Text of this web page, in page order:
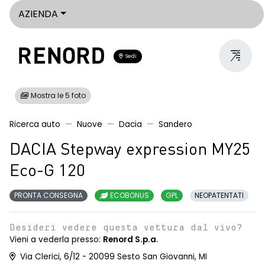
AZIENDA
Sedi
Mostra le 5 foto
Ricerca auto Nuove Dacia Sandero
DACIA Stepway expression MY25
Eco-G 120
PRONTA CONSEGNA ECOBONUS GPL NEOPATENTATI
Desideri vedere questa vettura dal vivo?
Vieni a vederla presso: Renord S.p.a.
Via Clerici, 6/12 - 20099 Sesto San Giovanni, MI